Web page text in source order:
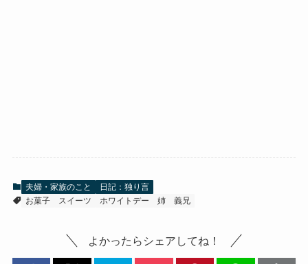
夫婦・家族のこと
日記：独り言
お菓子
スイーツ ホワイトデー 姉 義兄
よかったらシェアしてね！